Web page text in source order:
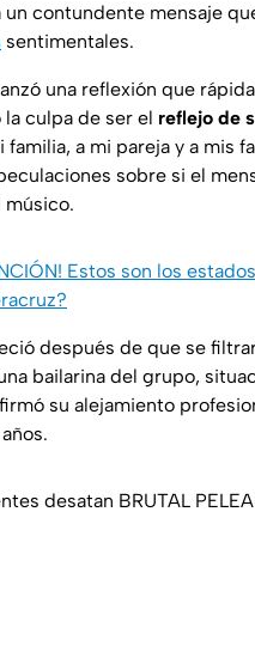
contundente mensaje
sentimentales.
una reflexión que
la culpa de ser el reflejo de
a mi pareja y a mis
sobre si el
músico.
Estos son los
después de que se
bailarina del grupo,
su alejamiento
desatan BRUTAL